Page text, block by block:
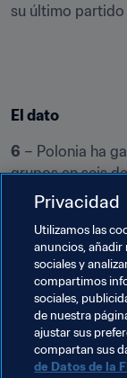
su último partido
El dato
6 – Polonia ha
grupos en seis
una Copa
única
Monterrey, en
Sigue la acción
Echa un
Privacidad
Utilizamos las
anuncios, añadir
sociales y
compartimos
sociales,
de nuestra
ajustar sus
compartan sus
de Datos de la